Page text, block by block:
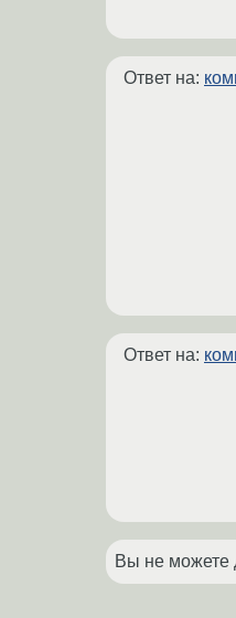
Ответ на:
Ответ на:
Вы не можете